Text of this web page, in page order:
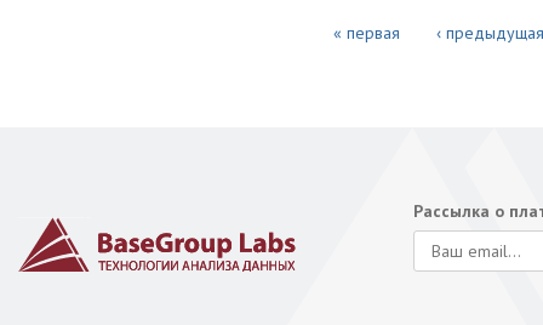
« первая ‹ предыдущая
Рассылка о